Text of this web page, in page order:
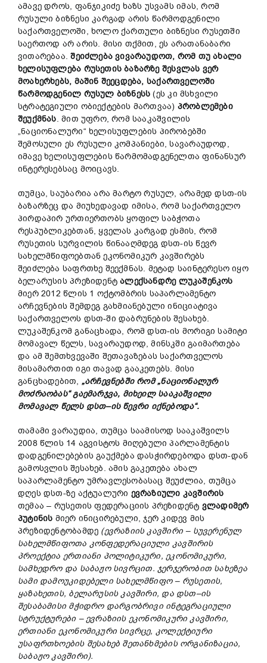
ამავე დროს, ფანჯიკიძე ხაზს უსვამს იმას, რომ
რუსული ბიზნესი კარგად არის წარმოდგენილი
საქართველოში, ხოლო ქართული ბიზნესი რუსეთში
საერთოდ არ არის. მისი თქმით, ეს არათანაბარი
ვითარებაა.შეიძლება ვივარაუდოთ, რომ თუ ახალი
ხელისუფლება რუსეთის ბაზარზე შესვლას ვერ
მოახერხებს, მაშინ შეეცდება, საქართველოში
წარმოდგენილ რუსულ ბიზნესს (ეს კი მსხვილი
სტრატეგიული ობიექტების მართვაა) პრობლემები
შეუქმნას. მით უფრო, რომ სააკაშვილის
„ნაციონალური“ ხელისუფლების პირობებში
შემოსული ეს რუსული კომპანიები, სავარაუდოდ,
იმავე ხელისუფლების წარმომადგენელთა ფინანსურ
ინტერესებსაც მოიცავს.
თუმცა, საუბარია არა მარტო რუსულ, არამედ დსთ-ის
ბაზარზეც და მიუხედავად იმისა, რომ საქართველო
პირდაპირ ურთიერთობს ყოფილ საბჭოთა
რესპუბლიკებთან, ყველას კარგად ესმის, რომ
რუსეთის სურვილის წინააღმდეგ დსთ-ის წევრ
სახელმწიფოებთან ეკონომიკურ კავშირებს
შეიძლება საფრთხე შეექმნას. მეტად საინტერესო იყო
ბელარუსის პრეზიდენტალექსანდრე ლუკაშენკოს
მიერ 2012 წლის 1 ოქტომბრის საპარლამენტო
არჩევნების შემდეგ გახმიანებული ინიციატივა
საქართველოს დსთ-ში დაბრუნების შესახებ.
ლუკაშენკომ განაცხადა, რომ დსთ-ის მორიგი სამიტი
მომავალ წელს, სავარაუდოდ, მინსკში გაიმართება
და ამ შემთხვევაში შეთავაზებას საქართველოს
მისამართით იგი თავად გააკეთებს. მისი
განცხადებით, „არჩევნებში რომ„ნაციონალურ
მოძრაობას“გაემარჯვა, მიხეილ სააკაშვილი
მომავალ წელს დსთ–ის წევრი იქნებოდა“.
თამამი ვარაუდია, თუმცა საამისოდ სააკაშვილს
2008 წლის 14 აგვისტოს მიღებული პარლამენტის
დადგენილებების გაუქმება დასჭირდებოდა დსთ-დან
გამოსვლის შესახებ. ამის გაკეთება ახალ
საპარლამენტო უმრავლესობასაც შეუძლია, თუმცა
დღეს დსთ-ზე აქტუალური ევრაზიული კავშირის
თემაა – რუსეთის ფედერაციის პრეზიდენტ ვლადიმერ
პუტინის მიერ ინიცირებული, ჯერ კიდევ მის
პრეზიდენტობამდე (ევრაზიის კავშირი– სუვერენულ
სახელმწიფოთა კონფედერაციული კავშირის
პროექტია ერთიანი პოლიტიკური,ეკონომიკური,
სამხედრო და საბაჟო სივრცით. ჯერჯერობით სახეზეა
სამი დამოუკიდებელი სახელმწიფო– რუსეთის,
ყაზახეთის, ბელარუსის კავშირი, და დსთ–ის
შესაბამისი მჭიდრო დარგობრივი ინტეგრაციული
სტრუქტურები –ევრაზიის ეკონომიკური კავშირი,
ერთიანი ეკონომიკური სივრცე, კოლექტიური
უსაფრთხოების შესახებ შეთანხმების ორგანიზაცია,
საბაჟო კავშირი).